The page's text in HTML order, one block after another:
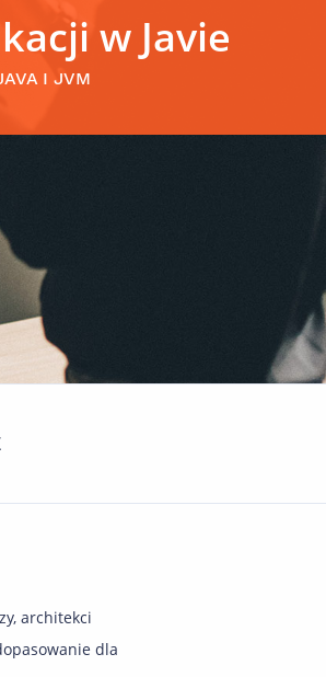
w Javie
I JVM
architekci
dla